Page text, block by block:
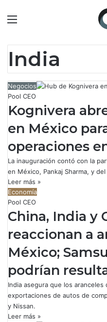
India
Negocios
Pool CEO
Kognivera
en México
operaciones
La inauguración contó con la
en México, Pankaj Sharma, y
Leer más »
Economía
Pool CEO
China, India y
reaccionan a
México;
podrían
India asegura que los
exportaciones de autos de
y Nissan.
Leer más »